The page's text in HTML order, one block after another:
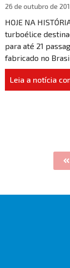
26 de outubro de
HOJE NA
turboélice
para até 21
fabricado no
Leia a notícia